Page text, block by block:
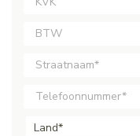
Land*